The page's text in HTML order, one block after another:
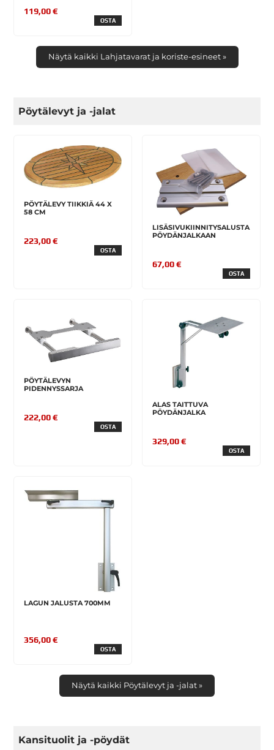
119,00 €
OSTA
Näytä kaikki Lahjatavarat ja koriste-esineet »
Pöytälevyt ja -jalat
PÖYTÄLEVY TIIKKIÄ 44 X
58 CM
223,00 €
OSTA
LISÄSIVUKIINNITYSALUSTA
PÖYDÄNJALKAAN
67,00 €
OSTA
PÖYTÄLEVYN
PIDENNYSSARJA
222,00 €
OSTA
ALAS TAITTUVA
PÖYDÄNJALKA
329,00 €
OSTA
LAGUN JALUSTA 700MM
356,00 €
OSTA
Näytä kaikki Pöytälevyt ja -jalat »
Kansituolit ja -pöydät